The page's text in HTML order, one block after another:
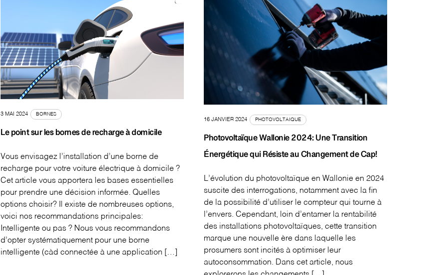
3 MAI 2024 BORNES
Le point sur les bornes de recharge à domicile
Vous envisagez l’installation d’une borne de
recharge pour votre voiture électrique à domicile ?
Cet article vous apportera les bases essentielles
pour prendre une décision informée. Quelles
options choisir? Il existe de nombreuses options,
voici nos recommandations principales:
Intelligente ou pas ? Nous vous recommandons
d’opter systématiquement pour une borne
intelligente (càd connectée à une application […]
16 JANVIER 2024 PHOTOVOLTAIQUE
Photovoltaïque Wallonie 2024: Une Transition
Énergétique qui Résiste au Changement de Cap!
L’évolution du photovoltaïque en Wallonie en 2024
suscite des interrogations, notamment avec la fin
de la possibilité d’utiliser le compteur qui tourne à
l’envers. Cependant, loin d’entamer la rentabilité
des installations photovoltaïques, cette transition
marque une nouvelle ère dans laquelle les
prosumers sont incités à optimiser leur
autoconsommation. Dans cet article, nous